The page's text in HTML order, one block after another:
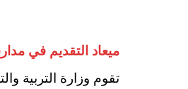
ميعاد التقديم في مدارس
تقوم وزارة التربية